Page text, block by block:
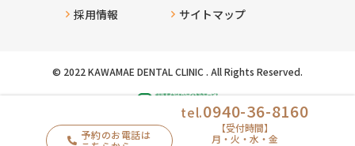
採用情報
サイトマップ
© 2022 KAWAMAE DENTAL CLINIC . All Rights Reserved.
予約のお電話は
tel.0940-36-8160
【受付時間】
月・火・水・金